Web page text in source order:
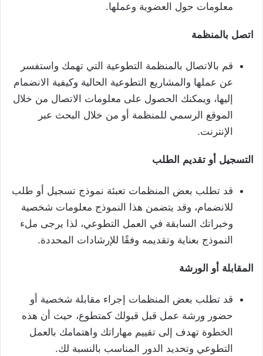
معلومات حول العضوية وعملها.
اتصل بالمنظمة
قم بالاتصال بالمنظمة التطوعية التي تهمك واستفسر
عن عملها والمشاريع التطوعية الحالية وكيفية الانضمام
إليها، ويمكنك الحصول على معلومات الاتصال من خلال
الموقع الرسمي للمنظمة أو من خلال البحث عبر
الإنترنت.
التسجيل أو تقديم الطلب
قد تطلب بعض المنظمات تعبئة نموذج تسجيل أو طلب
للانضمام، وقد يتضمن هذا النموذج معلومات شخصية
وخبراتك السابقة في العمل التطوعي، لذا يرجى ملء
النموذج بعناية وتقديمه وفقًا للإرشادات المحددة.
المقابلة أو الورشة
قد تطلب بعض المنظمات إجراء مقابلة شخصية أو
حضور ورشة عمل قبل قبولك كمتطوع، حيث أن هذه
الخطوة تهدف إلى تقييم مهاراتك واهتمامك بالعمل
التطوعي وتحديد الدور المناسب بالنسبة لك.